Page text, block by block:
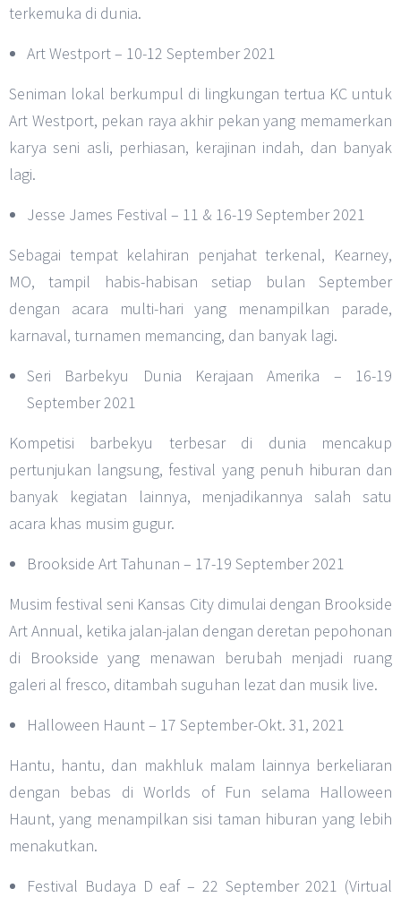
terkemuka di dunia.
Art Westport – 10-12 September 2021
Seniman lokal berkumpul di lingkungan tertua KC untuk
Art Westport, pekan raya akhir pekan yang memamerkan
karya seni asli, perhiasan, kerajinan indah, dan banyak
lagi.
Jesse James Festival – 11 & 16-19 September 2021
Sebagai tempat kelahiran penjahat terkenal, Kearney,
MO, tampil habis-habisan setiap bulan September
dengan acara multi-hari yang menampilkan parade,
karnaval, turnamen memancing, dan banyak lagi.
Seri Barbekyu Dunia Kerajaan Amerika – 16-19
September 2021
Kompetisi barbekyu terbesar di dunia mencakup
pertunjukan langsung, festival yang penuh hiburan dan
banyak kegiatan lainnya, menjadikannya salah satu
acara khas musim gugur.
Brookside Art Tahunan – 17-19 September 2021
Musim festival seni Kansas City dimulai dengan Brookside
Art Annual, ketika jalan-jalan dengan deretan pepohonan
di Brookside yang menawan berubah menjadi ruang
galeri al fresco, ditambah suguhan lezat dan musik live.
Halloween Haunt – 17 September-Okt. 31, 2021
Hantu, hantu, dan makhluk malam lainnya berkeliaran
dengan bebas di Worlds of Fun selama Halloween
Haunt, yang menampilkan sisi taman hiburan yang lebih
menakutkan.
Festival Budaya D eaf – 22 September 2021 (Virtual